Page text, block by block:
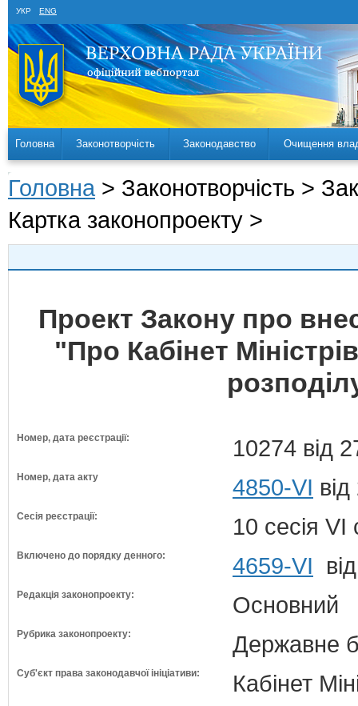
УКР ENG
Головна Законотворчість Законодавство Очищення
Головна > Законотворчість >
Картка законопроекту >
Проект Закону про
"Про Кабінет
Номер, дата реєстрації: 10274 від
Номер, дата акту 4850-VI
Сесія реєстрації: 10 сесія VI
Включено до порядку денного: 4659-VI
Редакція законопроекту: Основний
Рубрика законопроекту: Державне
Суб'єкт права законодавчої ініціативи: Кабінет